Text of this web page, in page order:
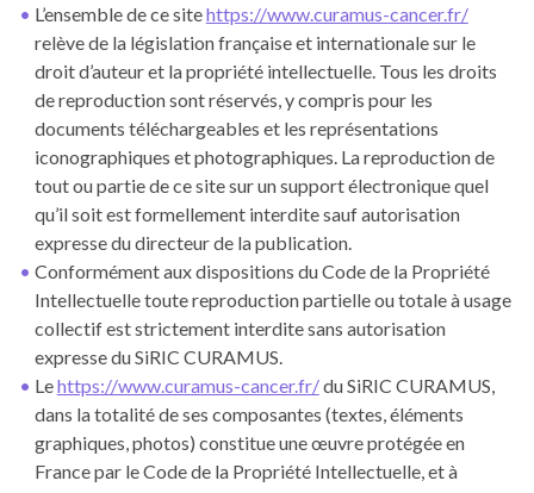
L’ensemble de ce sitehttps://www.curamus-cancer.fr/
relève de la législation française et internationale sur le
droit d’auteur et la propriété intellectuelle. Tous les droits
de reproduction sont réservés, y compris pour les
documents téléchargeables et les représentations
iconographiques et photographiques. La reproduction de
tout ou partie de ce site sur un support électronique quel
qu’il soit est formellement interdite sauf autorisation
expresse du directeur de la publication.
Conformément aux dispositions du Code de la Propriété
Intellectuelle toute reproduction partielle ou totale à usage
collectif est strictement interdite sans autorisation
expresse du SiRIC CURAMUS.
Lehttps://www.curamus-cancer.fr/du SiRIC CURAMUS,
dans la totalité de ses composantes (textes, éléments
graphiques, photos) constitue une œuvre protégée en
France par le Code de la Propriété Intellectuelle, et à